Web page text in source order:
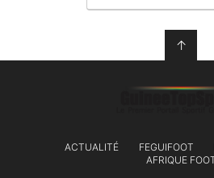
↑
ACTUALITÉ FEGUIFOOT
AFRIQUE